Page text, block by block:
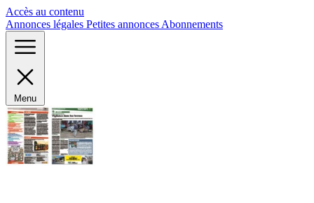
Accès au contenu
Annonces légales Petites annonces Abonnements
Menu
Panneau de gestion des cookies